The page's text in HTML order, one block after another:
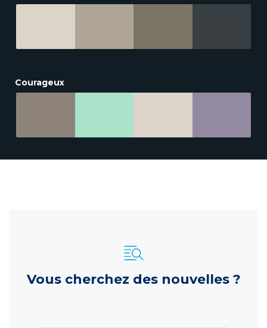
Courageux
Vous cherchez des nouvelles ?